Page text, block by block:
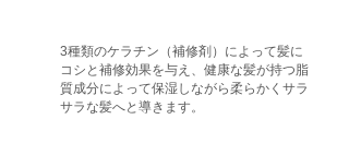
3種類のケラチン（補修剤）によって髪に
コシと補修効果を与え、健康な髪が持つ脂
質成分によって保湿しながら柔らかくサラ
サラな髪へと導きます。